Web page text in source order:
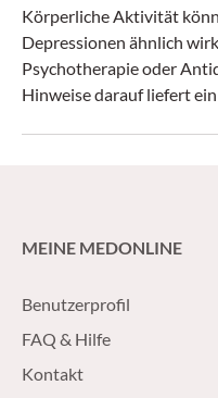
Körperliche Aktivität
Depressionen ähnlich
Psychotherapie oder
Hinweise darauf liefert
MEINE MEDONLINE
Benutzerprofil
FAQ & Hilfe
Kontakt